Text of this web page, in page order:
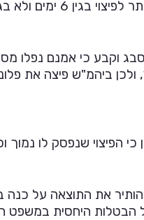
כל 50 ימי אשפוזו.
וקבע כי אמנם נפלו
לו נמוך וכי בכל מקרה יש
את התוצאה על
היחסית במשפט